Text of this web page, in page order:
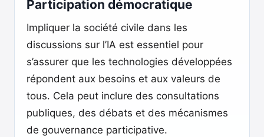
Participation démocratique
Impliquer la société civile dans les
discussions sur l’IA est essentiel pour
s’assurer que les technologies développées
répondent aux besoins et aux valeurs de
tous. Cela peut inclure des consultations
publiques, des débats et des mécanismes
de gouvernance participative.